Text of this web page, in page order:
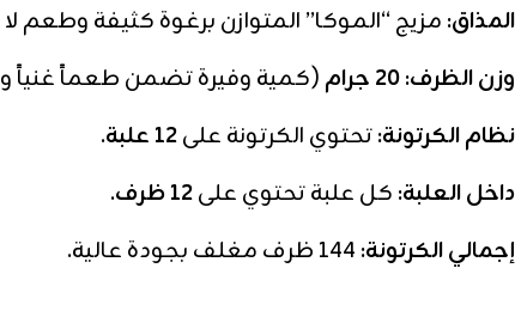
المذاق: مزيج “الموكا” المتوازن برغوة كثيفة وطعم
وزن الظرف:20 جرام
(كمية وفيرة تضمن طعماً غنياً
نظام الكرتونة:تحتوي الكرتونة على12 علبة
.
داخل العلبة: كل علبة تحتوي على12 ظرف
.
إجمالي الكرتونة: